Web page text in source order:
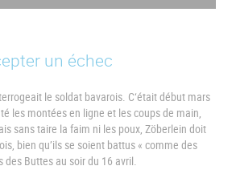
un échec
le soldat bavarois. C‘était début mars
les montées en ligne et les coups de main,
sans taire la faim ni les poux, Zöberlein doit
bien qu’ils se soient battus « comme des
des Buttes au soir du 16 avril.